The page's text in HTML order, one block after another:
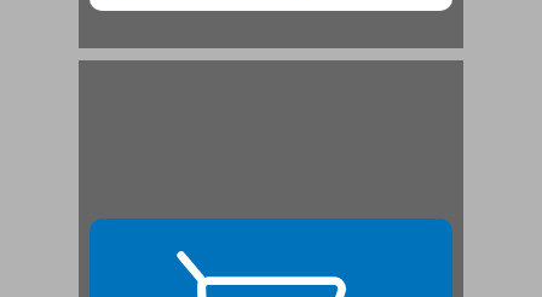
סעיף 3. תנאי הכרחי להתכנסות טורים ... 19